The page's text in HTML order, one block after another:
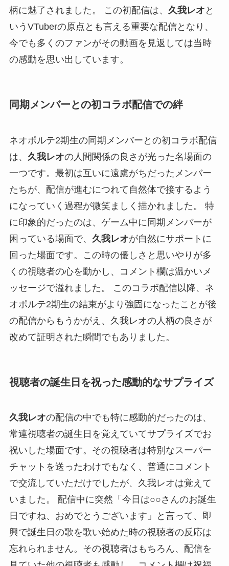
柄に魅了されました。 この初配信は、 久我レオ と
いうVTuberの原点とも言える重要な配信となり、
今でも多くのファンがその動画を見返しては当時
の感動を思い出しています。
同期メンバーとの初コラボ配信での絆
ネオポルテ2期生の同期メンバーとの初コラボ配信
は、 久我レオの人間関係の良さが光った名場面の
一つです。最初は互いに遠慮がちだったメンバー
たちが、配信が進むにつれて自然体で接するよう
になっていく過程が微笑ましく描かれました。 特
に印象的だったのは、ゲーム中に同期メンバーが
困っている場面で、 久我レオが自然にサポートに
回った場面です。この時の優しさと思いやりが多
くの視聴者の心を動かし、コメント欄は温かいメ
ッセージで溢れました。 このコラボ配信以降、ネ
オポルテ2期生の結束がより強固になったことが後
の配信からもうかがえ、久我レオの人柄の良さが
改めて証明された瞬間でもありました。
視聴者の誕生日を祝った感動的なサプライズ
久我レオの配信の中でも特に感動的だったのは、
常連視聴者の誕生日を覚えていてサプライズでお
祝いした場面です。その視聴者は特別なスーパー
チャットを送ったわけでもなく、普通にコメント
で交流していただけでしたが、久我レオは覚えて
いました。 配信中に突然「今日は○○さんのお誕生
日ですね、おめでとうございます」と言って、即
興で誕生日の歌を歌い始めた時の視聴者の反応は
忘れられません。その視聴者はもちろん、配信を